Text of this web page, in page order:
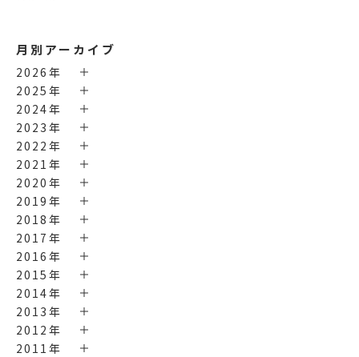
月別アーカイブ
2026年
2025年
2024年
2023年
2022年
2021年
2020年
2019年
2018年
2017年
2016年
2015年
2014年
2013年
2012年
2011年